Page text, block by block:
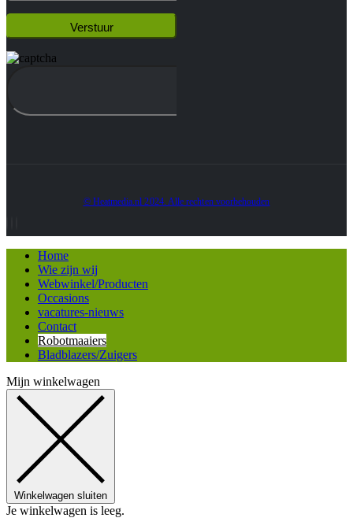
© Heatmedia.nl 2024. Alle rechten voorbehouden
Home
Wie zijn wij
Webwinkel/Producten
Occasions
vacatures-nieuws
Contact
Robotmaaiers
Bladblazers/Zuigers
Mijn winkelwagen
Winkelwagen sluiten
Je winkelwagen is leeg.